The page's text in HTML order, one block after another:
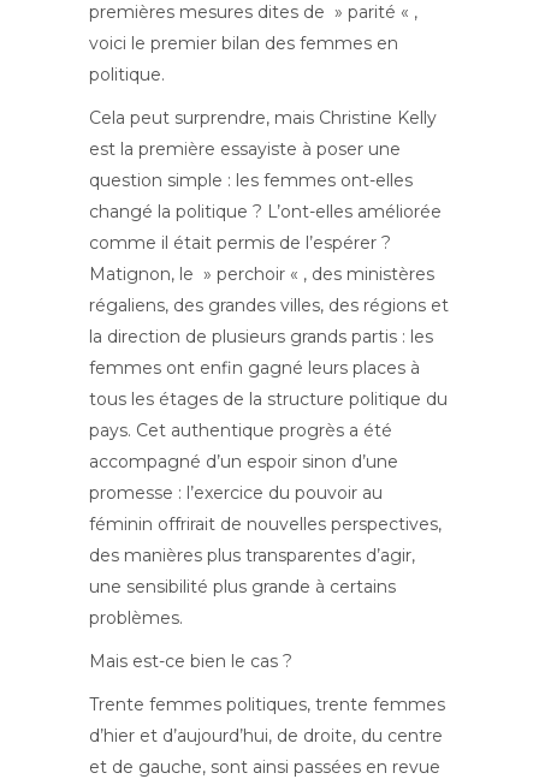
premières mesures dites de » parité « ,
voici le premier bilan des femmes en
politique.
Cela peut surprendre, mais Christine Kelly
est la première essayiste à poser une
question simple : les femmes ont-elles
changé la politique ? L’ont-elles améliorée
comme il était permis de l’espérer ?
Matignon, le » perchoir « , des ministères
régaliens, des grandes villes, des régions et
la direction de plusieurs grands partis : les
femmes ont enfin gagné leurs places à
tous les étages de la structure politique du
pays. Cet authentique progrès a été
accompagné d’un espoir sinon d’une
promesse : l’exercice du pouvoir au
féminin offrirait de nouvelles perspectives,
des manières plus transparentes d’agir,
une sensibilité plus grande à certains
problèmes.
Mais est-ce bien le cas ?
Trente femmes politiques, trente femmes
d’hier et d’aujourd’hui, de droite, du centre
et de gauche, sont ainsi passées en revue